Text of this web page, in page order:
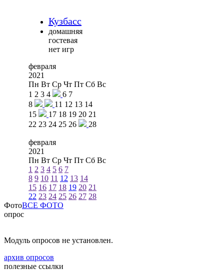
Кузбасс
домашняя
гостевая
нет игр
февраля
2021
Пн Вт Ср Чт Пт Сб Вс
1 2 3 4 6 7
8
11 12 13 14
15
17 18 19 20 21
22 23 24 25 26 28
февраля
2021
Пн Вт Ср Чт Пт Сб Вс
1 2 3 4 5 6 7
8 9 10 11 12 13 14
15 16 17 18 19 20 21
22 23 24 25 26 27 28
ФотоВСЕ ФОТО
опрос
Модуль опросов не установлен.
архив опросов
полезные ссылки